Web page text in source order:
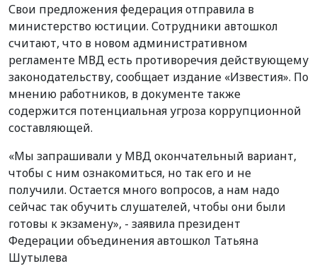
Свои предложения федерация отправила в
министерство юстиции. Сотрудники автошкол
считают, что в новом административном
регламенте МВД есть противоречия действующему
законодательству, сообщает издание «Известия». По
мнению работников, в документе также
содержится потенциальная угроза коррупционной
составляющей.
«Мы запрашивали у МВД окончательный вариант,
чтобы с ним ознакомиться, но так его и не
получили. Остается много вопросов, а нам надо
сейчас так обучить слушателей, чтобы они были
готовы к экзамену», - заявила президент
Федерации объединения автошкол Татьяна
Шутылева